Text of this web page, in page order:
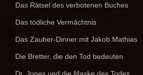
Das Rätsel des verbotenen Buches
Das tödliche Vermächtnis
Das Zauber-Dinner mit Jakob Mathias
Die Bretter, die den Tod bedeuten